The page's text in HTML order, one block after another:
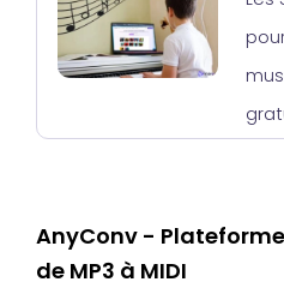
AnyConv -
de MP3 à MIDI